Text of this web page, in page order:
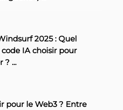
2025 : Quel
IA choisir pour
? ...
pour le Web3 ? Entre